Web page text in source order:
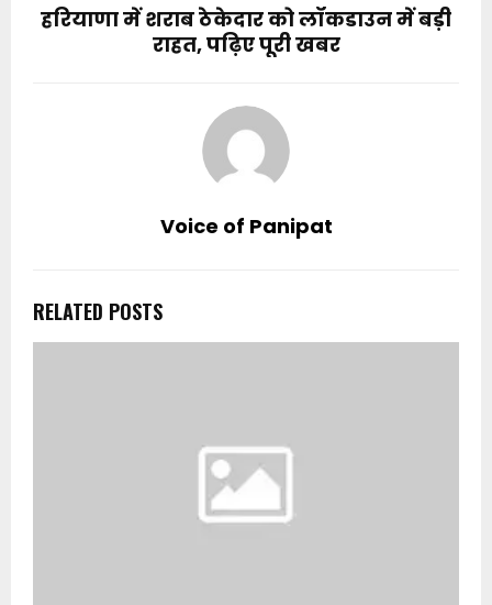
हरियाणा में शराब ठेकेदार को लॉकडाउन में बड़ी
राहत, पढ़िए पूरी खबर
Voice of Panipat
RELATED POSTS